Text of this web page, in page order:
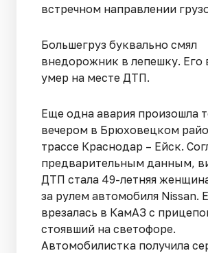
встречном направлении
Большегруз буквально смял
внедорожник в лепешку. Его
умер на месте ДТП.
Еще одна авария произошла
вечером в Брюховецком
трассе Краснодар – Ейск.
предварительным данным,
ДТП стала 49-летняя
за рулем автомобиля Nissan.
врезалась в КамАЗ с
стоявший на светофоре.
Автомобилистка получила